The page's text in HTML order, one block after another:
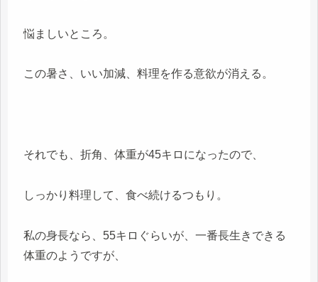
悩ましいところ。
この暑さ、いい加減、料理を作る意欲が消える。
それでも、折角、体重が45キロになったので、
しっかり料理して、食べ続けるつもり。
私の身長なら、55キロぐらいが、一番長生きできる
体重のようですが、